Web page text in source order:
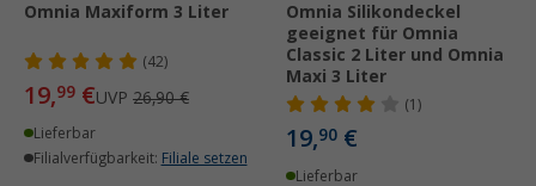
Omnia Maxiform 3 Liter
(42)
19,99 €UVP 26,90 €
Lieferbar
Filialverfügbarkeit: Filiale setzen
Omnia Silikondeckel
geeignet für Omnia
Classic 2 Liter und Omnia
Maxi 3 Liter
(1)
19,90 €
Lieferbar